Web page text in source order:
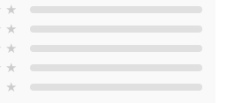
★
★
★
★
★